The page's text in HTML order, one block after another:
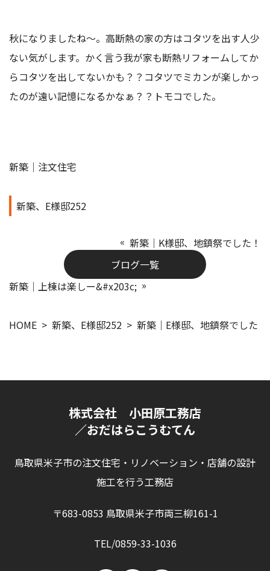
秋になりましたね～。高断熱の家の方はコタツを出す人少
ない気がします。かく言う我が家も断熱リフォームしてか
らコタツを出してないかも？？コタツでミカンが楽しかっ
たのが遠い記憶になるかなぁ？？トモコでした。
新築｜注文住宅
新築、E様邸252
新築｜K様邸、地鎮祭でした！
ブログ一覧
新築｜上棟は楽しー&#x203c;
HOME 新築、E様邸252 新築｜E様邸、地鎮祭でした！
株式会社 小田原工務店
／おだはらこうむてん
鳥取県米子市の注文住宅・リノベーション・店舗の設計
施工を行う工務店
〒683-0853 鳥取県米子市両三柳161-1
TEL/0859-33-1036